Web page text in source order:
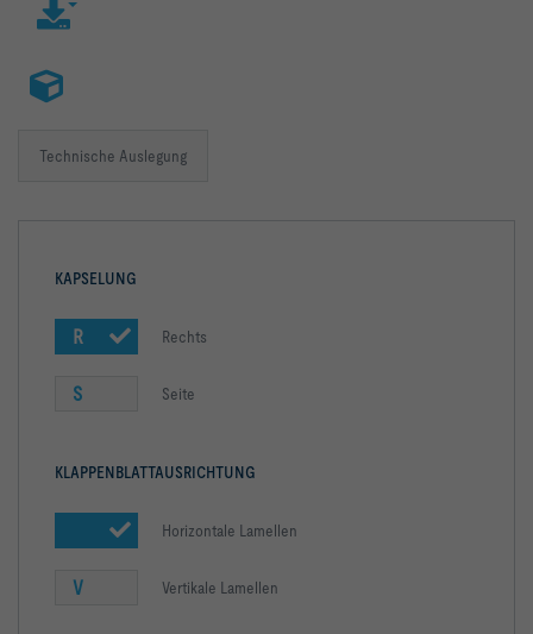
Technische Auslegung
KAPSELUNG
R Rechts
S Seite
KLAPPENBLATTAUSRICHTUNG
Horizontale Lamellen
V Vertikale Lamellen